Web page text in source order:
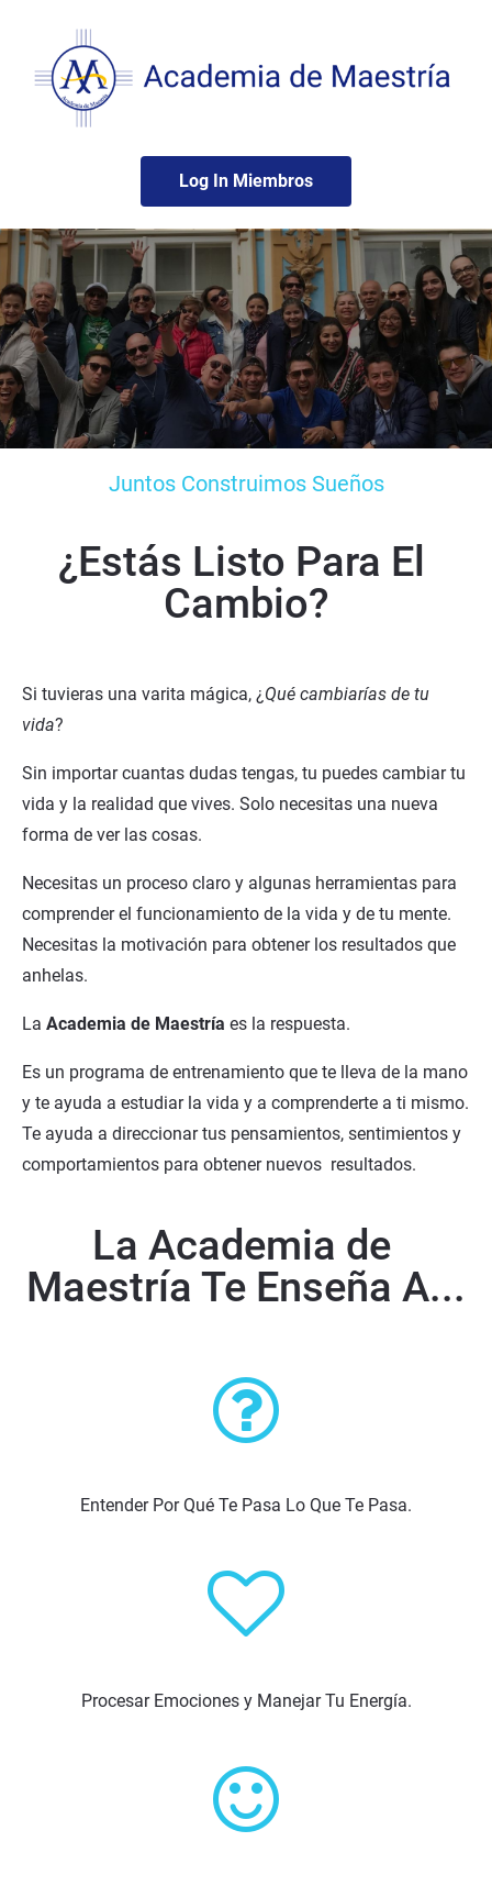
Log In Miembros
Juntos Construimos Sueños
¿Estás Listo Para El
Cambio?
Si tuvieras una varita mágica, ¿ Qué cambiarías de tu
vida?
Sin importar cuantas dudas tengas, tu puedes cambiar tu
vida y la realidad que vives. Solo necesitas una nueva
forma de ver las cosas.
Necesitas un proceso claro y algunas herramientas para
comprender el funcionamiento de la vida y de tu mente.
Necesitas la motivación para obtener los resultados que
anhelas.
La Academia de Maestría es la respuesta.
Es un programa de entrenamiento que te lleva de la mano
y te ayuda a estudiar la vida y a comprenderte a ti mismo.
Te ayuda a direccionar tus pensamientos, sentimientos y
comportamientos para obtener nuevos  resultados.
La Academia de
Maestría Te Enseña A...
Entender Por Qué Te Pasa Lo Que Te Pasa.
Procesar Emociones y Manejar Tu Energía.